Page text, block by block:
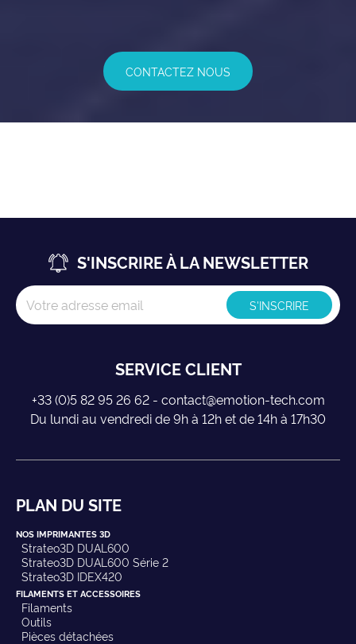
CONTACTEZ NOUS
S'INSCRIRE À LA NEWSLETTER
SERVICE CLIENT
+33 (0)5 82 95 26 62 - contact@emotion-tech.com
Du lundi au vendredi de 9h à 12h et de 14h à 17h30
PLAN DU SITE
NOS IMPRIMANTES 3D
Strateo3D DUAL600
Strateo3D DUAL600 Série 2
Strateo3D IDEX420
FILAMENTS ET ACCESSOIRES
Filaments
Outils
Pièces détachées